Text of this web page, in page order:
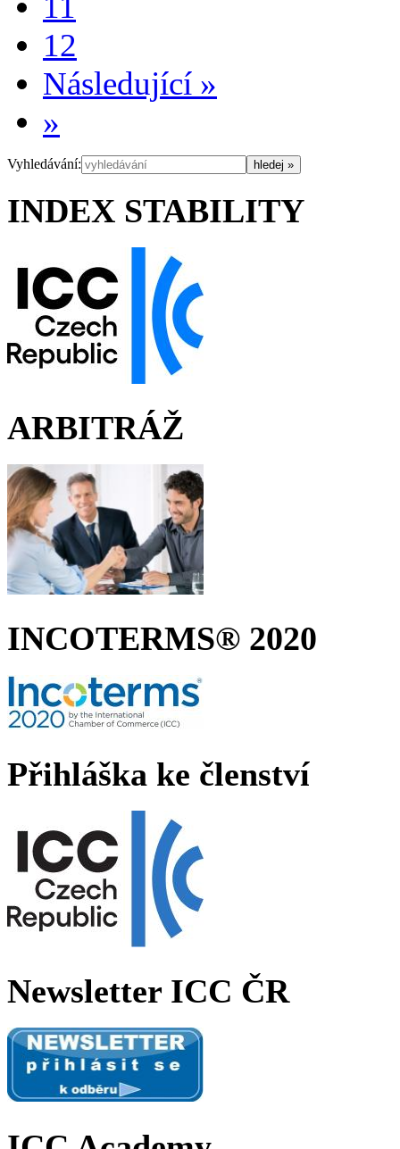
12
Následující »
»
Vyhledávání:
INDEX STABILITY
ARBITRÁŽ
INCOTERMS® 2020
Přihláška ke členství
Newsletter ICC ČR